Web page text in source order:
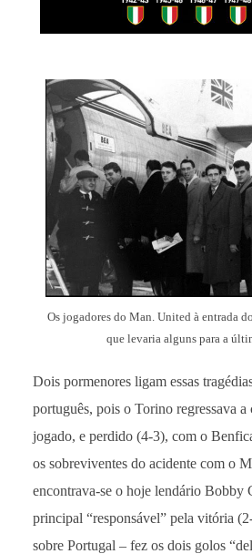
Os jogadores do Man. United à entrada
que levaria alguns para a
Dois pormenores ligam essas
português, pois o Torino regressava a
jogado, e perdido (4-3), com o
os sobreviventes do acidente com o
encontrava-se o hoje lendário Bobby
principal “responsável” pela vitória
sobre Portugal – fez os dois golos